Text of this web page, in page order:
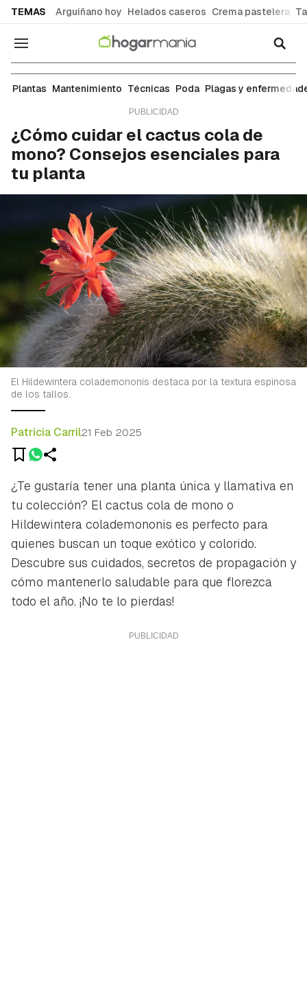
TEMAS Arguiñano hoy Helados caseros Crema pastelera
Navegación
Fichas
Plantas Mantenimiento Técnicas Poda Plagas y
¿Cómo cuidar el cactus cola de
mono? Consejos esenciales para
tu planta
El Hildewintera colademononis destaca por la textura espinosa
de los tallos.
Patricia Carril21 Feb 2025
¿Te gustaría tener una planta única y llamativa en
tu colección? El cactus cola de mono o
Hildewintera colademononis es perfecto para
quienes buscan un toque exótico y colorido.
Descubre sus cuidados, secretos de propagación y
cómo mantenerlo saludable para que florezca
todo el año. ¡No te lo pierdas!